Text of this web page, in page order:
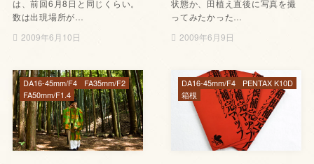
は、前回6月8日と同じくらい。
数は出現場所が…
2009年6月10日
状態か、田植え直後に写真を撮
ってみたかった…
2009年6月9日
DA16-45mm/F4
FA35mm/F2
FA50mm/F1.4
DA16-45mm/F4
PENTAX K10D
箱根